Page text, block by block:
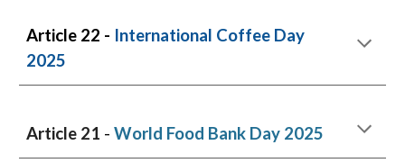
Article 22 - International Coffee Day
2025
Article 21 - World Food Bank Day 2025